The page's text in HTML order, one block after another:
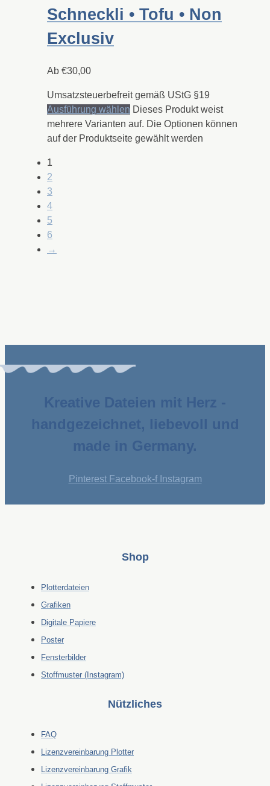
Schneckli • Tofu • Non
Exclusiv
Ab €30,00
Umsatzsteuerbefreit gemäß UStG §19
Ausführung wählen Dieses Produkt weist
mehrere Varianten auf. Die Optionen können
auf der Produktseite gewählt werden
1
2
3
4
5
6
→
Kreative Dateien mit Herz -
handgezeichnet, liebevoll und
made in Germany.
Pinterest Facebook-f Instagram
Shop
Plotterdateien
Grafiken
Digitale Papiere
Poster
Fensterbilder
Stoffmuster (Instagram)
Nützliches
FAQ
Lizenzvereinbarung Plotter
Lizenzvereinbarung Grafik